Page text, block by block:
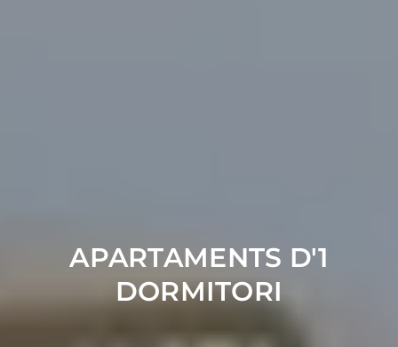
APARTAMENTS D'1
DORMITORI